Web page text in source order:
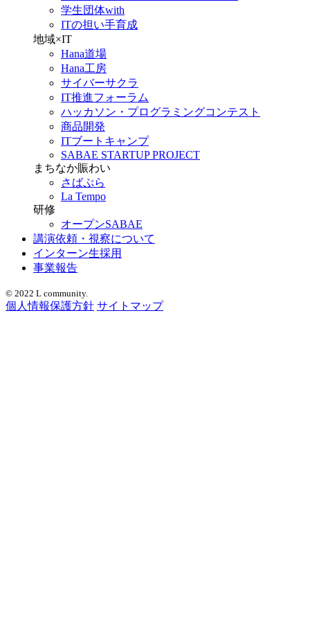
学生団体with
ITの担い手育成
地域×IT
Hana道場
Hana工房
サイバーサクラ
IT推進フォーラム
ハッカソン・プログラミングコンテスト
商品開発
ITブートキャンプ
SABAE STARTUP PROJECT
まちなか賑わい
さばぷら
La Tempo
研修
オープンSABAE
講演依頼・視察について
インターン生採用
事業報告
© 2022 L community.
個人情報保護方針 サイトマップ